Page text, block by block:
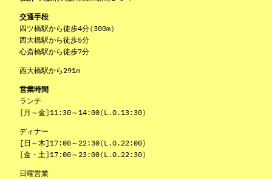
交通手段
四ツ橋駅から徒歩4分(300m)
西大橋駅から徒歩5分
心斎橋駅から徒歩7分
西大橋駅から291m
営業時間
ランチ
[月～金]11:30～14:00(L.O.13:30)
ディナー
[日～木]17:00～22:30(L.O.22:00)
[金・土]17:00～23:00(L.O.22:30)
日曜営業